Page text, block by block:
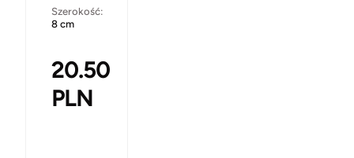
Szerokość:
8 cm
20.50
PLN